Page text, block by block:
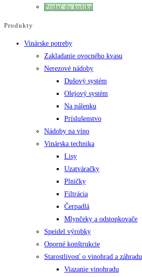
Pridať do košíka
Produkty
Vinárske potreby
Zakladanie ovocného kvasu
Nerezové nádoby
Dušový systém
Olejový systém
Na pálenku
Príslušenstvo
Nádoby na víno
Vinárska technika
Lisy
Uzatváračky
Plničky
Filtrácia
Čerpadlá
Mlynčeky a odstopkovače
Speidel výrobky
Oporné konštrukcie
Starostlivosť o vinohrad a záhradu
Viazanie vinohradu